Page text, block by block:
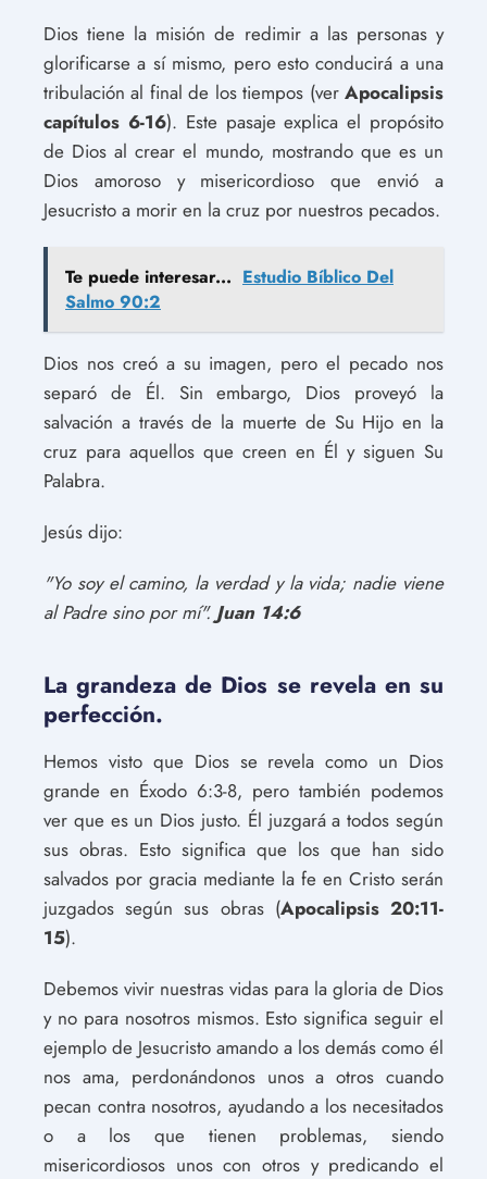
Dios tiene la misión de redimir a las personas y
glorificarse a sí mismo, pero esto conducirá a una
tribulación al final de los tiempos (ver Apocalipsis
capítulos 6-16). Este pasaje explica el propósito
de Dios al crear el mundo, mostrando que es un
Dios amoroso y misericordioso que envió a
Jesucristo a morir en la cruz por nuestros pecados.
Te puede interesar... Estudio Bíblico Del
Salmo 90:2
Dios nos creó a su imagen, pero el pecado nos
separó de Él. Sin embargo, Dios proveyó la
salvación a través de la muerte de Su Hijo en la
cruz para aquellos que creen en Él y siguen Su
Palabra.
Jesús dijo:
"Yo soy el camino, la verdad y la vida; nadie viene
al Padre sino por mí". Juan 14:6
La grandeza de Dios se revela en su
perfección.
Hemos visto que Dios se revela como un Dios
grande en Éxodo 6:3-8, pero también podemos
ver que es un Dios justo. Él juzgará a todos según
sus obras. Esto significa que los que han sido
salvados por gracia mediante la fe en Cristo serán
juzgados según sus obras (Apocalipsis 20:11-
15).
Debemos vivir nuestras vidas para la gloria de Dios
y no para nosotros mismos. Esto significa seguir el
ejemplo de Jesucristo amando a los demás como él
nos ama, perdonándonos unos a otros cuando
pecan contra nosotros, ayudando a los necesitados
o a los que tienen problemas, siendo
misericordiosos unos con otros y predicando el